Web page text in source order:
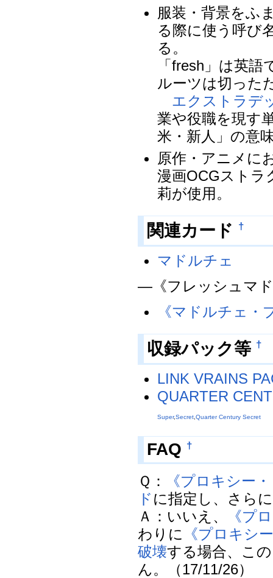
服装・背景をふ
る際に使う呼び
る。
「fresh」は英
ルーツは切った
エクストラデ
業や役職を現す
米・新人」の意
原作・アニメに
漫画OCGストラ
莉が使用。
関連カード †
マドルチェ
―《フレッシュマ
《マドルチェ・
収録パック等 †
LINK VRAINS
QUARTER
Super,Secret ,Quarter Century Secret
FAQ †
Ｑ：
《プロキシー
ド に指定し、さら
Ａ：いいえ、
《プ
わりに
《プロキシ
破壊する場合、この
ん。（17/11/26）